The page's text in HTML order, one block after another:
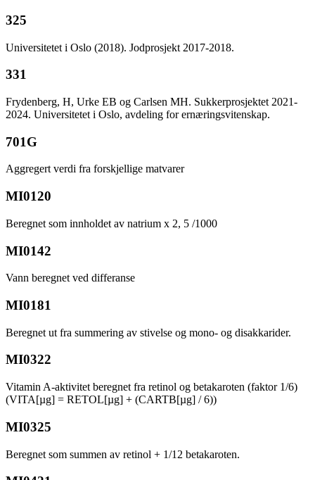
325
Universitetet i Oslo (2018). Jodprosjekt 2017-2018.
331
Frydenberg, H, Urke EB og Carlsen MH. Sukkerprosjektet 2021-
2024. Universitetet i Oslo, avdeling for ernæringsvitenskap.
701G
Aggregert verdi fra forskjellige matvarer
MI0120
Beregnet som innholdet av natrium x 2, 5 /1000
MI0142
Vann beregnet ved differanse
MI0181
Beregnet ut fra summering av stivelse og mono- og disakkarider.
MI0322
Vitamin A-aktivitet beregnet fra retinol og betakaroten (faktor 1/6)
(VITA[µg] = RETOL[µg] + (CARTB[µg] / 6))
MI0325
Beregnet som summen av retinol + 1/12 betakaroten.